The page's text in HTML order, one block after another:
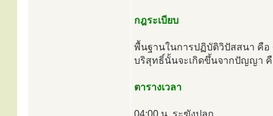
กฎระเบียบ
พื้นฐานในการปฏิบัติวิปัสสนา คื
บริสุทธิ์นั้นจะเกิดขึ้นจากปัญญา คื
ตารางเวลา
04:00 น. ระฆังปลุก